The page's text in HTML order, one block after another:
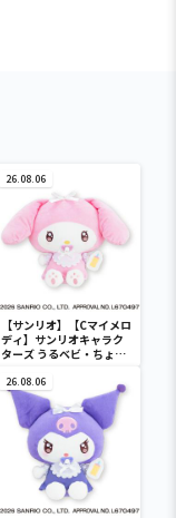
26.08.06
【サンリオ】【Cマイメロ
ディ】サンリオキャラク
ターズ うるベビ・ちょい
26.08.06